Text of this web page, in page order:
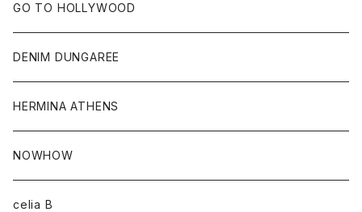
GO TO HOLLYWOOD
DENIM DUNGAREE
HERMINA ATHENS
NOWHOW
celia B